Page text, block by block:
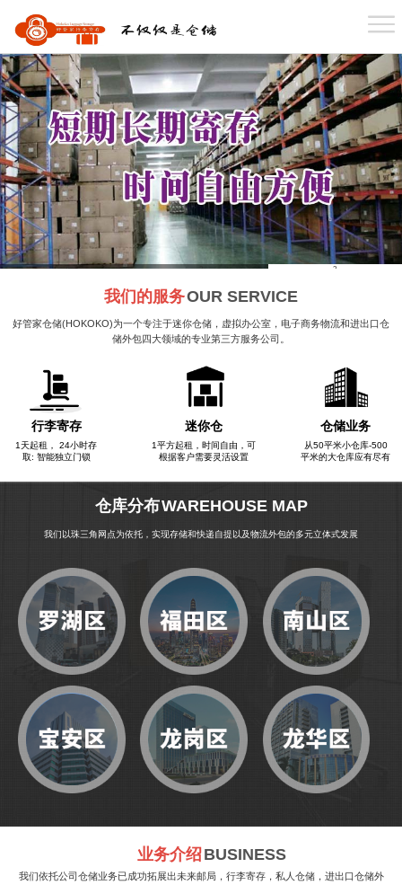
1 2 3
我们的服务OUR SERVICE
好管家仓储(HOKOKO)为一个专注于迷你仓储，虚拟办公室，电子商务物流和进出口仓
储外包四大领域的专业第三方服务公司。
行李寄存
1天起租， 24小时存
取: 智能独立门锁
迷你仓
1平方起租，时间自由，可
根据客户需要灵活设置
仓储业务
从50平米小仓库-500
平米的大仓库应有尽有
仓库分布WAREHOUSE MAP
我们以珠三角网点为依托，实现存储和快递自提以及物流外包的多元立体式发展
业务介绍BUSINESS
我们依托公司仓储业务已成功拓展出未来邮局，行李寄存，私人仓储，进出口仓储外
关于我们
业务介绍
仓库分布
新闻资讯
仓储问答
联系我们